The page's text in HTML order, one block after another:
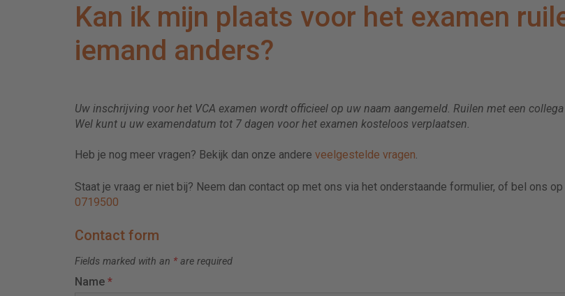
Kan ik mijn plaats voor het examen
iemand anders?
Uw inschrijving voor het VCA examen wordt officieel op uw naam aangemeld. Ruilen met een
Wel kunt u uw examendatum tot 7 dagen voor het examen kosteloos verplaatsen.
Heb je nog meer vragen? Bekijk dan onze andere veelgestelde vragen.
Staat je vraag er niet bij? Neem dan contact op met ons via het onderstaande formulier, of bel ons op
0719500
Contact form
Fields marked with an * are required
Name *